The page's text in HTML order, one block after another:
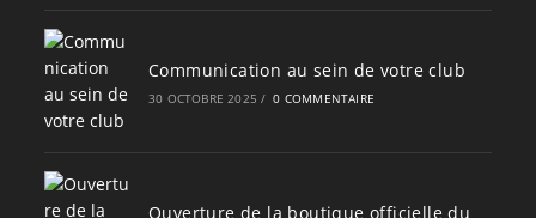
Communication au sein de votre club
30 OCTOBRE 2025 / 0 COMMENTAIRE
Ouverture de la boutique officielle du